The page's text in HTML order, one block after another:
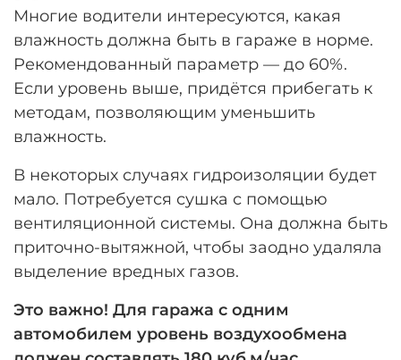
Многие водители интересуются, какая
влажность должна быть в гараже в норме.
Рекомендованный параметр — до 60%.
Если уровень выше, придётся прибегать к
методам, позволяющим уменьшить
влажность.
В некоторых случаях гидроизоляции будет
мало. Потребуется сушка с помощью
вентиляционной системы. Она должна быть
приточно-вытяжной, чтобы заодно удаляла
выделение вредных газов.
Это важно! Для гаража с одним
автомобилем уровень воздухообмена